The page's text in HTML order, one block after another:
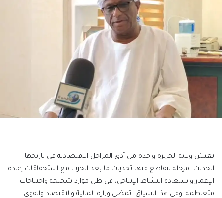
تعيش ولاية الجزيرة واحدة من أدق المراحل الاقتصادية في تاريخها
الحديث، مرحلة تتقاطع فيها تحديات ما بعد الحرب مع استحقاقات إعادة
الإعمار واستعادة النشاط الإنتاجي، في ظل موارد شحيحة واحتياجات
متعاظمة. وفي هذا السياق، تمضي وزارة المالية والاقتصاد والقوى